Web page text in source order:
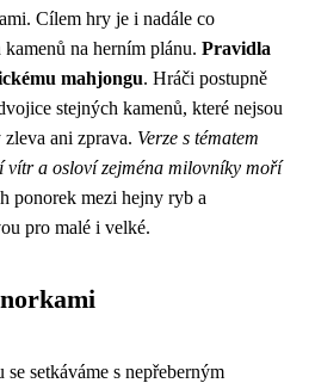
Cílem hry je i nadále co
na herním plánu. Pravidla
mahjongu. Hráči postupně
stejných kamenů, které nejsou
ani zprava. Verze s tématem
vítr a osloví zejména milovníky moří
ponorek mezi hejny ryb a
pro malé i velké.
setkáváme s nepřeberným